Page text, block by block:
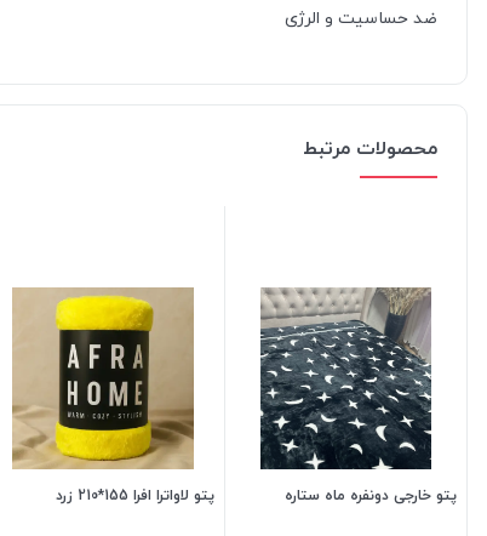
ضد حساسیت و الرژی
محصولات مرتبط
پتو خارجی دونفره ماه ستاره پتو لاواترا افرا 155*210 زرد